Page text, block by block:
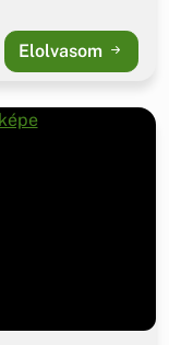
Elolvasom